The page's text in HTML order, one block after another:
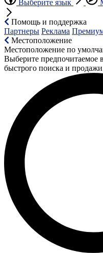
Выберите язык
Помощь и поддержка
Партнеры Реклама
Местоположение
Местоположение по
Выберите предпочитаемое
быстрого поиска и